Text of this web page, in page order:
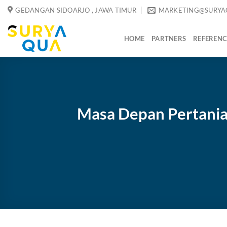
Skip
content
GEDANGAN SIDOARJO , JAWA TIMUR
HOME PARTNERS
Masa Depan